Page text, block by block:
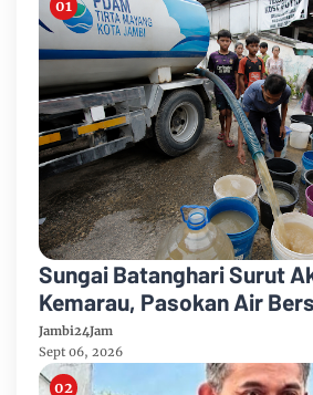
Sungai Batanghari Surut
Kemarau, Pasokan Air
Mayang Jambi Keruh
Jambi24Jam
Sept 06, 2026